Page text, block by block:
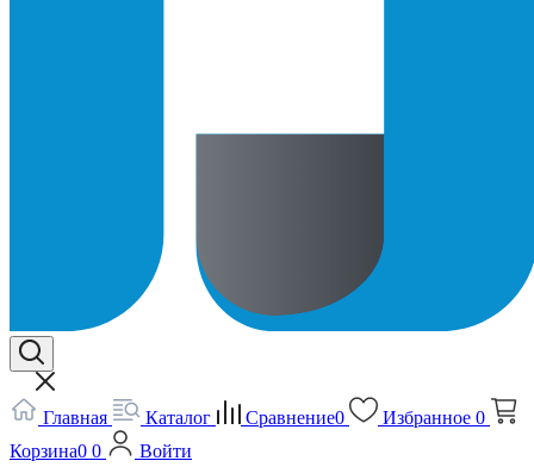
Главная Каталог Сравнение0 Избранное 0
Корзина0 0
Войти